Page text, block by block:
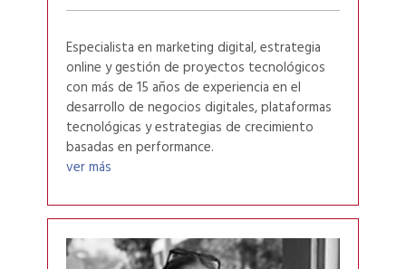
Especialista en marketing digital, estrategia
online y gestión de proyectos tecnológicos
con más de 15 años de experiencia en el
desarrollo de negocios digitales, plataformas
tecnológicas y estrategias de crecimiento
basadas en performance.
ver más